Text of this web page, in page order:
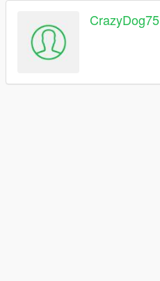
CrazyDog75